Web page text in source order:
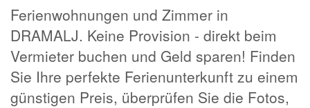
Ferienwohnungen und Zimmer in
DRAMALJ. Keine Provision - direkt beim
Vermieter buchen und Geld sparen! Finden
Sie Ihre perfekte Ferienunterkunft zu einem
günstigen Preis, überprüfen Sie die Fotos,